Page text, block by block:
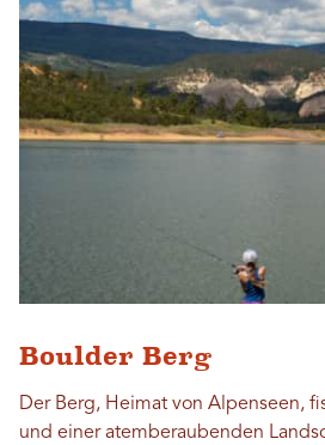
Boulder Berg
Der Berg, Heimat von Alpenseen,
und einer atemberaubenden